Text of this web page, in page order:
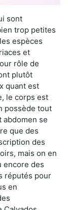
sont
trop petites
espèces
et
rôle de
plutôt
quant est
le corps est
possède tout
abdomen se
que des
des
mais on en
encore des
réputés pour
en